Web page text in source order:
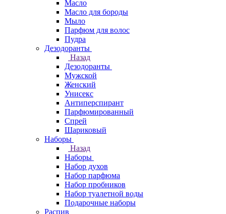
Масло
Масло для бороды
Мыло
Парфюм для волос
Пудра
Дезодоранты
Назад
Дезодоранты
Мужской
Женский
Унисекс
Антиперспирант
Парфюмированный
Спрей
Шариковый
Наборы
Назад
Наборы
Набор духов
Набор парфюма
Набор пробников
Набор туалетной воды
Подарочные наборы
Распив